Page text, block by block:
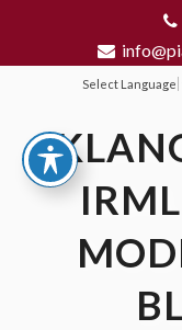
Select Language